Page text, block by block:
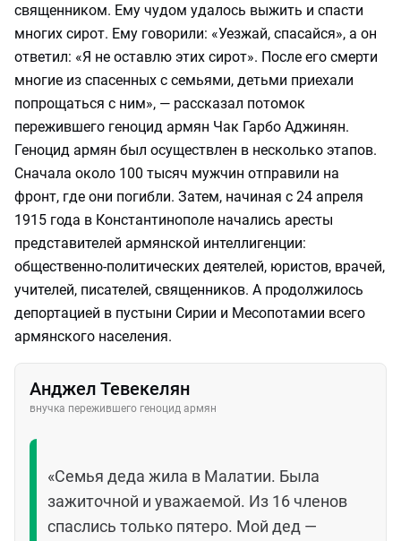
священником. Ему чудом удалось выжить и спасти
многих сирот. Ему говорили: «Уезжай, спасайся», а он
ответил: «Я не оставлю этих сирот». После его смерти
многие из спасенных с семьями, детьми приехали
попрощаться с ним», — рассказал потомок
пережившего геноцид армян Чак Гарбо Аджинян.
Геноцид армян был осуществлен в несколько этапов.
Сначала около 100 тысяч мужчин отправили на
фронт, где они погибли. Затем, начиная с 24 апреля
1915 года в Константинополе начались аресты
представителей армянской интеллигенции:
общественно-политических деятелей, юристов, врачей,
учителей, писателей, священников. А продолжилось
депортацией в пустыни Сирии и Месопотамии всего
армянского населения.
Анджел Тевекелян
внучка пережившего геноцид армян
«Семья деда жила в Малатии. Была
зажиточной и уважаемой. Из 16 членов
спаслись только пятеро. Мой дед —